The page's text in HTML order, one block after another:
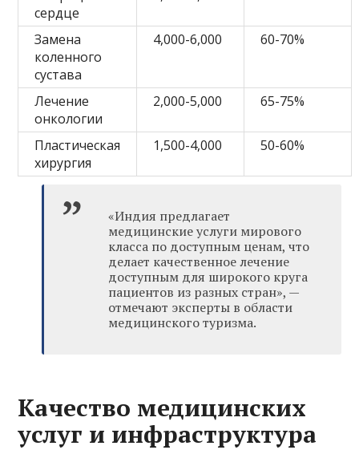
сердце
Замена
коленного
сустава
4,000-6,000 60-70%
Лечение
онкологии
2,000-5,000 65-75%
Пластическая
хирургия
1,500-4,000 50-60%
«Индия предлагает
медицинские услуги мирового
класса по доступным ценам, что
делает качественное лечение
доступным для широкого круга
пациентов из разных стран», —
отмечают эксперты в области
медицинского туризма.
Качество медицинских
услуг и инфраструктура